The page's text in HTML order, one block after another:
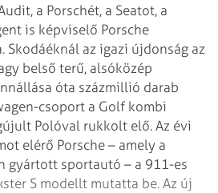
a Porschét, a Seatot, a
is képviselő Porsche
Skodáéknál az igazi újdonság az
belső terű, alsóközép
óta százmillió darab
csoport a Golf kombi
Polóval rukkolt elő. Az évi
elérő Porsche – amely a
gyártott sportautó – a 911-es
S modellt mutatta be. Az új